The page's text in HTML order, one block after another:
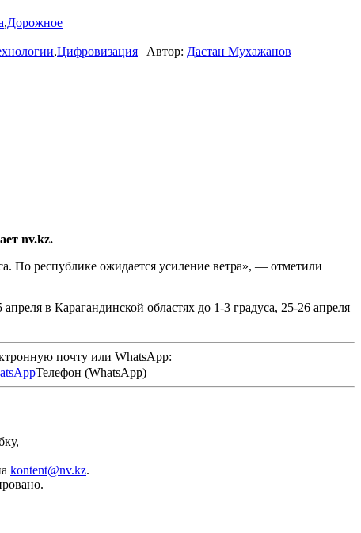
,Дорожное
,Цифровизация Автор: Дастан Мухажанов
nv.kz.
По республике ожидается усиление ветра», — отметили
в Карагандинской областях до 1-3 градуса, 25-26 апреля
почту или WhatsApp:
Телефон (WhatsApp)
kontent@nv.kz.